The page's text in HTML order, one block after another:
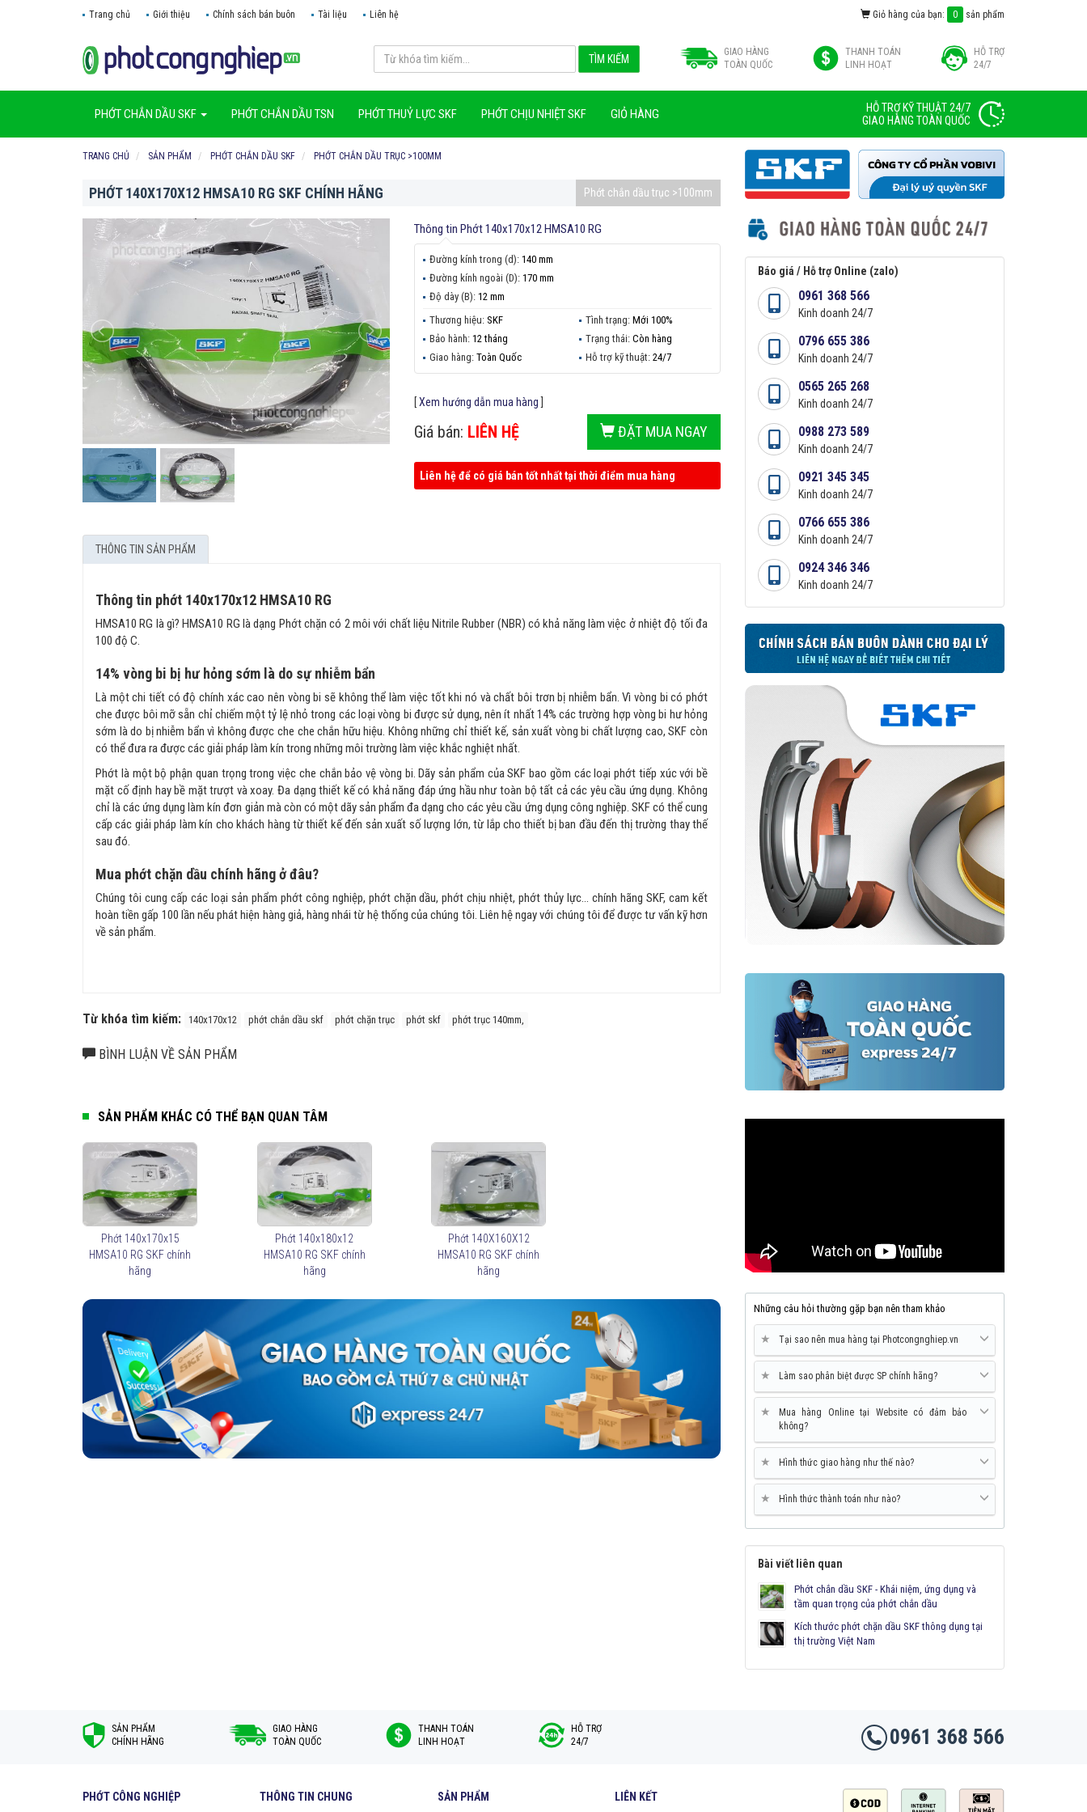
Trang chủ Giới thiệu Chính sách bán buôn Tài liệu Liên hệ Giỏ hàng của bạn: 0 sản phẩm
GIAO HÀNG
TOÀN QUỐC
THANH TOÁN
LINH HOẠT
HỖ TRỢ
24/7
PHỚT CHẮN DẦU SKF PHỚT CHẮN DẦU TSN PHỚT THUỶ LỰC SKF PHỚT CHỊU NHIỆT SKF GIỎ HÀNG
HỖ TRỢ KỸ THUẬT 24/7
GIAO HÀNG TOÀN QUỐC
TRANG CHỦ SẢN PHẨM PHỚT CHẮN DẦU SKF PHỚT CHẮN DẦU TRỤC >100MM
PHỚT 140X170X12 HMSA10 RG SKF CHÍNH HÃNG Phớt chắn dầu trục >100mm
Thông tin Phớt 140x170x12 HMSA10 RG
Đường kính trong (d): 140 mm
Đường kính ngoài (D): 170 mm
Độ dày (B): 12 mm
Thương hiệu: SKF Tình trạng:Mới 100%
Bảo hành: 12 tháng Trạng thái:Còn hàng
Giao hàng: Toàn Quốc Hỗ trợ kỹ thuật:24/7
[Xem hướng dẫn mua hàng
Giá bán: LIÊN HỆ ĐẶT MUA NGAY
Liên hệ để có giá bán tốt nhất tại thời điểm mua hàng
THÔNG TIN SẢN PHẨM
Thông tin phớt 140x170x12 HMSA10 RG
HMSA10 RG là gì? HMSA10 RG là dạng Phớt chặn có 2 môi với chất liệu Nitrile Rubber (NBR) có khả năng làm việc ở nhiệt độ tối đa
100 độ C.
14% vòng bi bị hư hỏng sớm là do sự nhiễm bẩn
Là một chi tiết có độ chính xác cao nên vòng bi sẽ không thể làm việc tốt khi nó và chất bôi trơn bị nhiễm bẩn. Vì vòng bi có phớt
che được bôi mỡ sẵn chỉ chiếm một tỷ lệ nhỏ trong các loại vòng bi được sử dụng, nên ít nhất 14% các trường hợp vòng bi hư hỏng
sớm là do bị nhiễm bẩn vì không được che che chắn hữu hiệu. Không những chỉ thiết kế, sản xuất vòng bi chất lượng cao, SKF còn
có thể đưa ra được các giải pháp làm kín trong những môi trường làm việc khắc nghiệt nhất.
Phớt là một bộ phận quan trọng trong việc che chắn bảo vệ vòng bi. Dãy sản phẩm của SKF bao gồm các loại phớt tiếp xúc với bề
mặt cố định hay bề mặt trượt và xoay. Đa dạng thiết kế có khả năng đáp ứng hầu như toàn bộ tất cả các yêu cầu ứng dụng. Không
chỉ là các ứng dụng làm kín đơn giản mà còn có một dãy sản phẩm đa dạng cho các yêu cầu ứng dụng công nghiệp. SKF có thể cung
cấp các giải pháp làm kín cho khách hàng từ thiết kế đến sản xuất số lượng lớn, từ lắp cho thiết bị ban đầu đến thị trường thay thế
sau đó.
Mua phớt chặn dầu chính hãng ở đâu?
Chúng tôi cung cấp các loại sản phẩm phớt công nghiệp, phớt chặn dầu, phớt chịu nhiệt, phớt thủy lực... chính hãng SKF, cam kết
hoàn tiền gấp 100 lần nếu phát hiện hàng giả, hàng nhái từ hệ thống của chúng tôi. Liên hệ ngay với chúng tôi để được tư vấn kỹ hơn
về sản phẩm.
Từ khóa tìm kiếm: 140x170x12 phớt chắn dầu skf phớt chặn trục phớt skf phớt trục 140mm,
BÌNH LUẬN VỀ SẢN PHẨM
SẢN PHẨM KHÁC CÓ THỂ BẠN QUAN TÂM
Phớt 140x170x15
HMSA10 RG SKF chính
hãng
Phớt 140x180x12
HMSA10 RG SKF chính
hãng
Phớt 140X160X12
HMSA10 RG SKF chính
hãng
Báo giá / Hỗ trợ Online (zalo)
0961 368 566
Kinh doanh 24/7
0796 655 386
Kinh doanh 24/7
0565 265 268
Kinh doanh 24/7
0988 273 589
Kinh doanh 24/7
0921 345 345
Kinh doanh 24/7
0766 655 386
Kinh doanh 24/7
0924 346 346
Kinh doanh 24/7
Những câu hỏi thường gặp bạn nên tham khảo
★ Tại sao nên mua hàng tại Photcongnghiep.vn
★ Làm sao phân biệt được SP chính hãng?
★
Mua hàng Online tại Website có đảm bảo
không?
★ Hình thức giao hàng như thế nào?
★ Hình thức thành toán như nào?
Bài viết liên quan
Phớt chắn dầu SKF - Khái niệm, ứng dụng và
tầm quan trọng của phớt chắn dầu
Kích thước phớt chặn dầu SKF thông dụng tại
thị trường Việt Nam
SẢN PHẨM
CHÍNH HÃNG
GIAO HÀNG
TOÀN QUỐC
THANH TOÁN
LINH HOẠT
HỖ TRỢ
24/7
0961 368 566
PHỚT CÔNG NGHIỆP THÔNG TIN CHUNG SẢN PHẨM LIÊN KẾT